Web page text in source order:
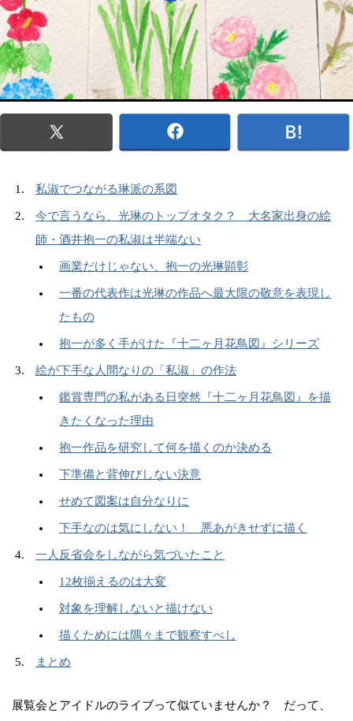
私淑でつながる琳派の系図
今で言うなら、光琳のトップオタク？ 大名家出身の絵
師・酒井抱一の私淑は半端ない
画業だけじゃない、抱一の光琳顕彰
一番の代表作は光琳の作品へ最大限の敬意を表現し
たもの
抱一が多く手がけた『十二ヶ月花鳥図』シリーズ
絵が下手な人間なりの「私淑」の作法
鑑賞専門の私がある日突然『十二ヶ月花鳥図』を描
きたくなった理由
抱一作品を研究して何を描くのか決める
下準備と背伸びしない決意
せめて図案は自分なりに
下手なのは気にしない！ 悪あがきせずに描く
一人反省会をしながら気づいたこと
12枚揃えるのは大変
対象を理解しないと描けない
描くためには隅々まで観察すべし
まとめ
展覧会とアイドルのライブって似ていませんか？ だって、